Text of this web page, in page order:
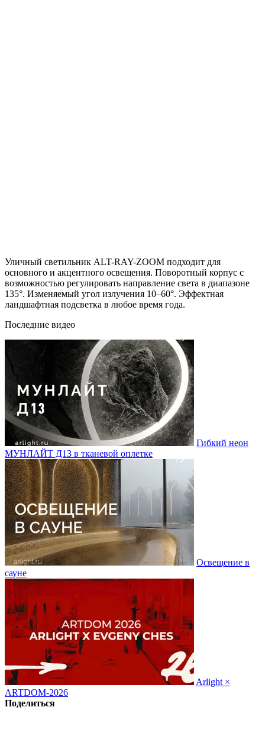
Уличный светильник ALT-RAY-ZOOM подходит для
основного и акцентного освещения. Поворотный корпус с
возможностью регулировать направление света в диапазоне
135°. Изменяемый угол излучения 10–60°. Эффектная
ландшафтная подсветка в любое время года.
Последние видео
Гибкий неон
МУНЛАЙТ Д13 в тканевой оплетке
Освещение в
сауне
Arlight ×
ARTDOM-2026
Поделиться